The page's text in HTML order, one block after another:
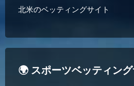
北米のベッティングサイト
🌍 スポーツベッティング